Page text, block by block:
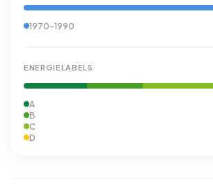
1970-1990
ENERGIELABELS
A
B
C
D